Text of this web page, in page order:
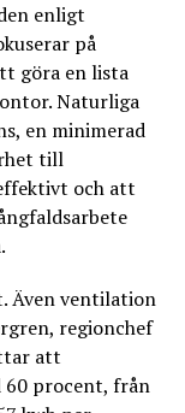
enligt
på
göra en lista
Naturliga
en minimerad
till
och att
Även ventilation
regionchef
att
60 procent, från